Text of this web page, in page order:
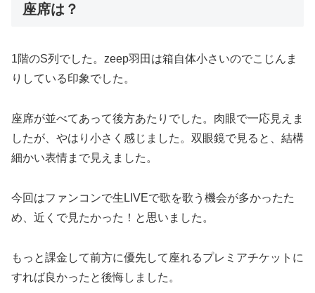
座席は？
1階のS列でした。zeep羽田は箱自体小さいのでこじんま
りしている印象でした。
座席が並べてあって後方あたりでした。肉眼で一応見えま
したが、やはり小さく感じました。双眼鏡で見ると、結構
細かい表情まで見えました。
今回はファンコンで生LIVEで歌を歌う機会が多かったた
め、近くで見たかった！と思いました。
もっと課金して前方に優先して座れるプレミアチケットに
すれば良かったと後悔しました。